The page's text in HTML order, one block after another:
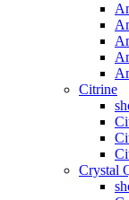
Citrine
Crystal